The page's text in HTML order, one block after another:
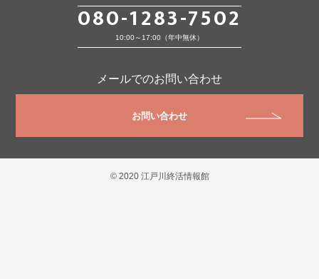
080-1283-7502
10:00～17:00（年中無休）
メールでのお問い合わせ
お問い合わせ
© 2020 江戸川終活情報館